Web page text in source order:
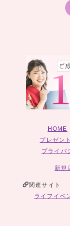
HOME
プレゼン
プライバ
新規
関連サイト
ライフイベ